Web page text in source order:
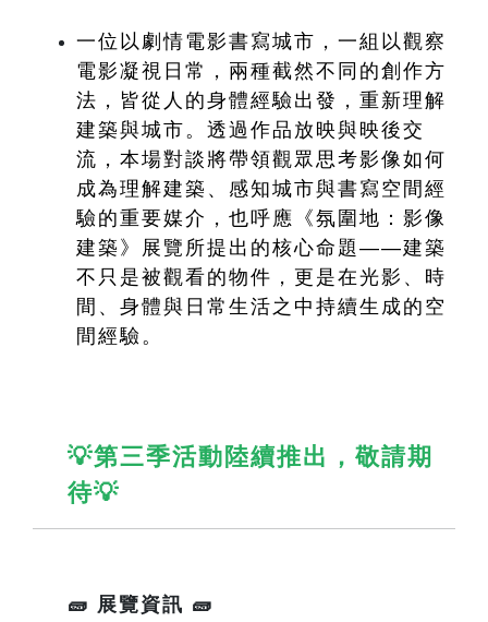
一位以劇情電影書寫城市，一組以觀察
電影凝視日常，兩種截然不同的創作方
法，皆從人的身體經驗出發，重新理解
建築與城市。透過作品放映與映後交
流，本場對談將帶領觀眾思考影像如何
成為理解建築、感知城市與書寫空間經
驗的重要媒介，也呼應《氛圍地：影像
建築》展覽所提出的核心命題——建築
不只是被觀看的物件，更是在光影、時
間、身體與日常生活之中持續生成的空
間經驗。
💡第三季活動陸續推出，敬請期
待💡
🧱 展覽資訊 🧱